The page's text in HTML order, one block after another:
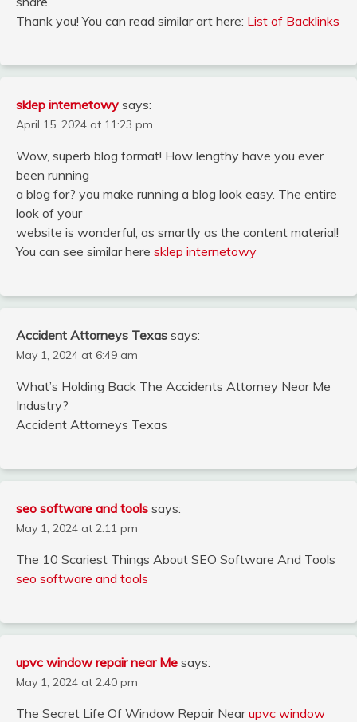
Thank you! You can read similar art here: List of Backlinks
sklep internetowy says:
April 15, 2024 at 11:23 pm
Wow, superb blog format! How lengthy have you ever
been running
a blog for? you make running a blog look easy. The entire
look of your
website is wonderful, as smartly as the content material!
You can see similar here sklep internetowy
Accident Attorneys Texas says:
May 1, 2024 at 6:49 am
What’s Holding Back The Accidents Attorney Near Me
Industry?
Accident Attorneys Texas
seo software and tools says:
May 1, 2024 at 2:11 pm
The 10 Scariest Things About SEO Software And Tools
seo software and tools
upvc window repair near Me says:
May 1, 2024 at 2:40 pm
The Secret Life Of Window Repair Nearupvc window